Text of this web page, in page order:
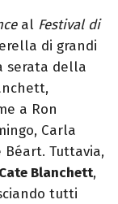
al Festival di
di grandi
serata della
a Ron
Carla
Béart. Tuttavia,
Cate Blanchett,
tutti